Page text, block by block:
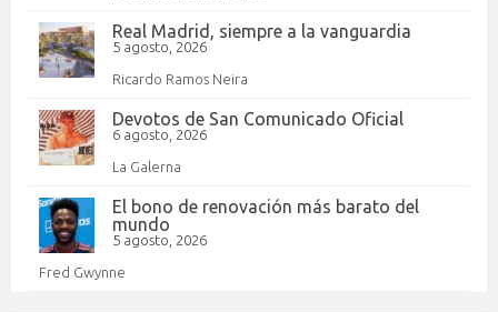
Real Madrid, siempre a la vanguardia
5 agosto, 2026
Ricardo Ramos Neira
Devotos de San Comunicado Oficial
6 agosto, 2026
La Galerna
El bono de renovación más barato del
mundo
5 agosto, 2026
Fred Gwynne